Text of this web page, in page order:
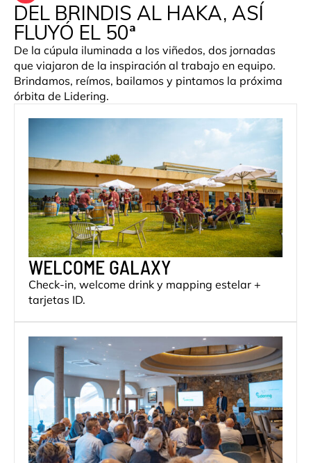
DEL BRINDIS AL HAKA, ASÍ
FLUYÓ EL 50ª
De la cúpula iluminada a los viñedos, dos jornadas
que viajaron de la inspiración al trabajo en equipo.
Brindamos, reímos, bailamos y pintamos la próxima
órbita de Lidering.
WELCOME GALAXY
Check-in, welcome drink y mapping estelar +
tarjetas ID.